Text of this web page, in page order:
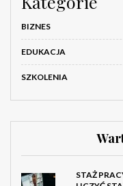
BIZNES
EDUKACJA
SZKOLENIA
STAŻ